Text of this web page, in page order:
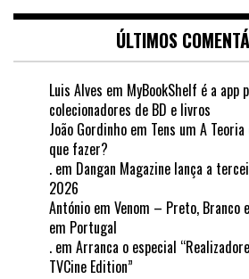
ÚLTIMOS
Luis Alves em MyBookShelf é a app
colecionadores de BD e livros
João Gordinho em Tens um A
que fazer?
. em Dangan Magazine lança a
2026
António em Venom – Preto, Branco
em Portugal
. em Arranca o especial
TVCine Edition”